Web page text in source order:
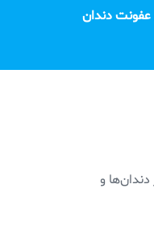
دندان
و